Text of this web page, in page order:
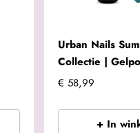
Urban Nails
Collectie |
€ 58,99
+ In